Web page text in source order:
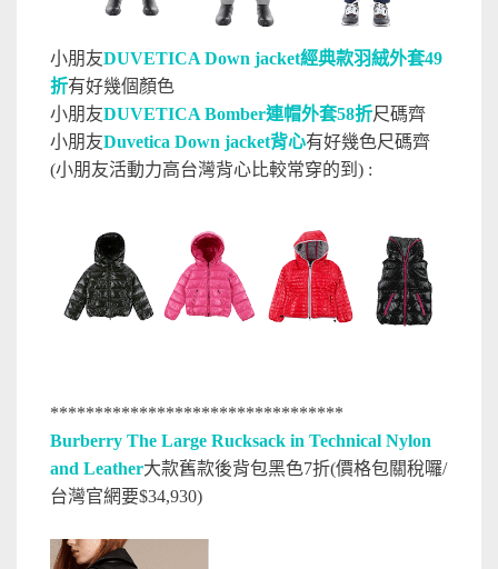
小朋友DUVETICA Down jacket經典款羽絨外套49
折有好幾個顏色
小朋友DUVETICA Bomber連帽外套58折尺碼齊
小朋友Duvetica Down jacket背心有好幾色尺碼齊
(小朋友活動力高台灣背心比較常穿的到) :
*********************************
Burberry The Large Rucksack in Technical Nylon
and Leather大款舊款後背包黑色7折(價格包關稅囉/
台灣官網要$34,930)